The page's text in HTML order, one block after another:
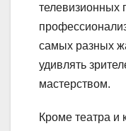
телевизионных
самых разных
удивлять
мастерством.
Кроме театра